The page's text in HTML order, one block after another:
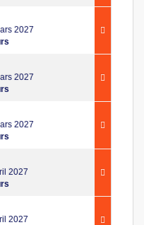
2027
2027
2027
2027
2027